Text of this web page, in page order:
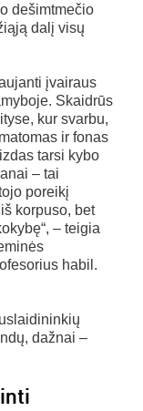
dešimtmečio
dalį visų
įvairaus
Skaidrūs
kur svarbu,
ir fonas
tarsi kybo
– tai
poreikį
korpuso, bet
– teigia
habil.
dažnai –